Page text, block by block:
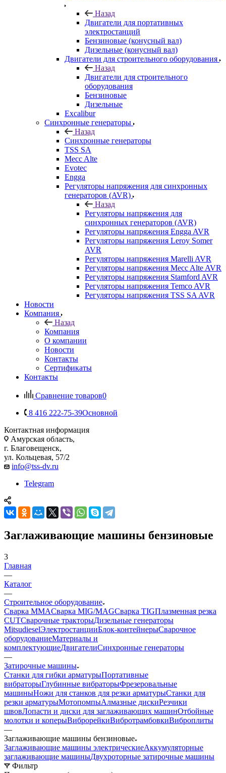
Назад
Двигатели для портативных
электростанций
Бензиновые (конусный вал)
Дизельные (конусный вал)
Двигатели для строительного оборудования
Назад
Двигатели для строительного
оборудования
Бензиновые
Дизельные
Excalibur
Синхронные генераторы
Назад
Синхронные генераторы
TSS SA
Mecc Alte
Evotec
Engga
Регуляторы напряжения для синхронных
генераторов (AVR)
Назад
Регуляторы напряжения для
синхронных генераторов (AVR)
Регуляторы напряжения Engga AVR
Регуляторы напряжения Leroy Somer
AVR
Регуляторы напряжения Marelli AVR
Регуляторы напряжения Mecc Alte AVR
Регуляторы напряжения Stamford AVR
Регуляторы напряжения Temco AVR
Регуляторы напряжения TSS SA AVR
Новости
Компания
Назад
Компания
О компании
Новости
Контакты
Сертификаты
Контакты
Сравнение товаров0
8 416 222-75-39Основной
Контактная информация
Амурская область,
г. Благовещенск,
ул. Кольцевая, 57/2
info@tss-dv.ru
Telegram
Заглаживающие машины бензиновые
3
Главная
—
Каталог
—
Строительное оборудование
Сварка MMAСварка MIG/MAGСварка TIGПлазменная резка
CUTСварочные тракторыДизельные генераторы
MitsudieselЭлектростанцииБлок-контейнерыСварочное
оборудованиеМатериалы и
комплектующиеДвигателиСинхронные генераторы
—
Затирочные машины
Станки для гибки арматурыПортативные
вибраторыГлубинные вибраторыФрезеровальные
машиныНожи для станков для резки арматурыСтанки для
резки арматурыМотопомпыАлмазные дискиРезчики
швовЛопасти и диски для заглаживающих машинОтбойные
молотки и коперыВиброрейкиВибротрамбовкиВиброплиты
—
Заглаживающие машины бензиновые
Заглаживающие машины электрическиеАккумуляторные
заглаживающие машиныДвухроторные затирочные машины
Фильтр